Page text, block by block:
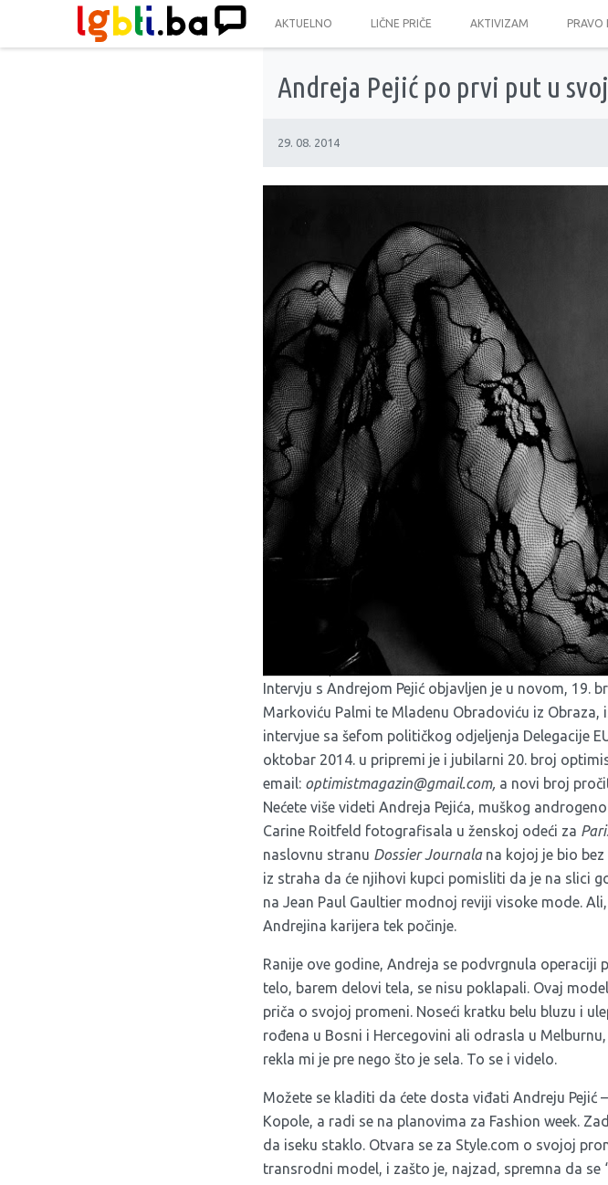
AKTUELNO LIČNE PRIČE AKTIVIZAM PRAVO
Andreja Pejić po prvi put u
29. 08. 2014
Intervju s Andrejom Pejić objavljen je u novom, 19.
Markoviću Palmi te Mladenu Obradoviću iz
intervjue sa šefom političkog odjeljenja Delegacije
oktobar 2014. u pripremi je i jubilarni 20. broj
email: optimistmagazin@gmail.com, a novi broj
Nećete više videti Andreja Pejića, muškog
Carine Roitfeld fotografisala u ženskoj odeći za
naslovnu stranu Dossier Journalana kojoj je bio bez
iz straha da će njihovi kupci pomisliti da je na slici
na Jean Paul Gaultier modnoj reviji visoke mode.
Andrejina karijera tek počinje.
Ranije ove godine, Andreja se podvrgnula operaciji
telo, barem delovi tela, se nisu poklapali. Ovaj
priča o svojoj promeni. Noseći kratku belu bluzu i
rođena u Bosni i Hercegovini ali odrasla u
rekla mi je pre nego što je sela. To se i videlo.
Možete se kladiti da ćete dosta viđati Andreju Pejić
Kopole, a radi se na planovima za Fashion week.
da iseku staklo. Otvara se za Style.com o svojoj
transrodni model, i zašto je, najzad, spremna da se